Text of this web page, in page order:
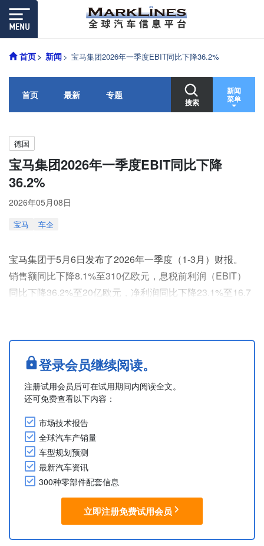
首页 新闻 宝马集团2026年一季度EBIT同比下降36.2%
首页 最新 专题
搜索
新闻
菜单
德国
宝马集团2026年一季度EBIT同比下降
36.2%
2026年05月08日
宝马 车企
宝马集团于5月6日发布了2026年一季度（1-3月）财报。
销售额同比下降8.1%至310亿欧元，息税前利润（EBIT）
同比下降36.2%至20亿欧元，净利润同比下降23.1%至16.7
以中国为首的主要市场竞争加剧的影响。此外，关税也拖累
了盈利能力，导致本季度汽车业务的EBIT利润率下降了约
1.25个百分点。
集团全球销量同比下降3.5%至565,780辆。分品牌来看，
登录会员继续阅读。
注册试用会员后可在试用期间内阅读全文。
还可免费查看以下内容：
市场技术报告
全球汽车产销量
车型规划预测
最新汽车资讯
300种零部件配套信息
立即注册免费试用会员